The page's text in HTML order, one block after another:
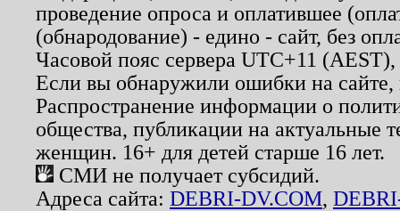
проведение опроса и оплатившее
(обнародование) - едино - сайт, без
Часовой пояс сервера UTC+11
Если вы обнаружили ошибки на
Распространение информации о
общества, публикации на актуальные
женщин. 16+ для детей старше 16 лет.
СМИ не получает субсидий.
Адреса сайта: DEBRI-DV.COM,